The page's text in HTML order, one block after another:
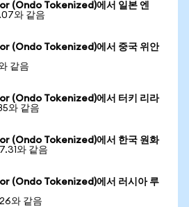
(Ondo Tokenized)에서 일본 엔
와 같음
(Ondo Tokenized)에서 중국 위안
같음
(Ondo Tokenized)에서 터키 리라
와 같음
(Ondo Tokenized)에서 한국 원화
와 같음
(Ondo Tokenized)에서 러시아 루
와 같음